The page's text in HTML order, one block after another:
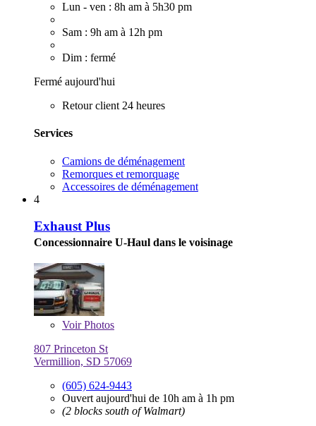
Lun - ven : 8h am à 5h30 pm
Sam : 9h am à 12h pm
Dim : fermé
Fermé aujourd'hui
Retour client 24 heures
Services
Camions de déménagement
Remorques et remorquage
Accessoires de déménagement
4
Exhaust Plus
Concessionnaire U-Haul dans le voisinage
VoirPhotos
807 Princeton St
Vermillion, SD 57069
(605) 624-9443
Ouvert aujourd'hui de 10h am à 1h pm
(2 blocks south of Walmart)